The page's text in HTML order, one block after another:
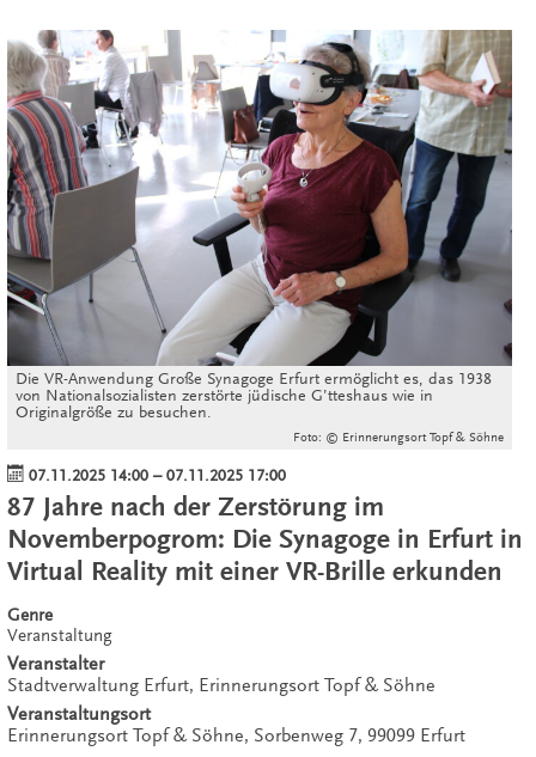
Die VR-Anwendung Große Synagoge Erfurt ermöglicht es, das 1938
von Nationalsozialisten zerstörte jüdische G’tteshaus wie in
Originalgröße zu besuchen.
Foto: © Erinnerungsort Topf & Söhne
07.11.2025 14:00 –07.11.2025 17:00
87 Jahre nach der Zerstörung im
Novemberpogrom: Die Synagoge in Erfurt in
Virtual Reality mit einer VR-Brille erkunden
Genre
Veranstaltung
Veranstalter
Stadtverwaltung Erfurt, Erinnerungsort Topf & Söhne
Veranstaltungsort
Erinnerungsort Topf & Söhne, Sorbenweg 7, 99099 Erfurt